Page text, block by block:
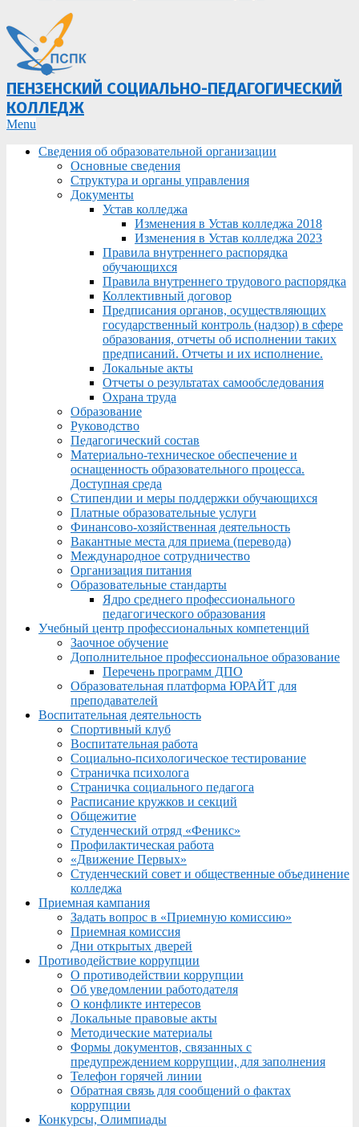
ПЕНЗЕНСКИЙ СОЦИАЛЬНО-ПЕДАГОГИЧЕСКИЙ
КОЛЛЕДЖ
Primary
Menu
Menu
Сведения об образовательной организации
Основные сведения
Структура и органы управления
Документы
Устав колледжа
Изменения в Устав колледжа 2018
Изменения в Устав колледжа 2023
Правила внутреннего распорядка
обучающихся
Правила внутреннего трудового распорядка
Коллективный договор
Предписания органов, осуществляющих
государственный контроль (надзор) в сфере
образования, отчеты об исполнении таких
предписаний. Отчеты и их исполнение.
Локальные акты
Отчеты о результатах самообследования
Охрана труда
Образование
Руководство
Педагогический состав
Материально-техническое обеспечение и
оснащенность образовательного процесса.
Доступная среда
Стипендии и меры поддержки обучающихся
Платные образовательные услуги
Финансово-хозяйственная деятельность
Вакантные места для приема (перевода)
Международное сотрудничество
Организация питания
Образовательные стандарты
Ядро среднего профессионального
педагогического образования
Учебный центр профессиональных компетенций
Заочное обучение
Дополнительное профессиональное образование
Перечень программ ДПО
Образовательная платформа ЮРАЙТ для
преподавателей
Воспитательная деятельность
Спортивный клуб
Воспитательная работа
Социально-психологическое тестирование
Страничка психолога
Страничка социального педагога
Расписание кружков и секций
Общежитие
Студенческий отряд «Феникс»
Профилактическая работа
«Движение Первых»
Студенческий совет и общественные объединение
колледжа
Приемная кампания
Задать вопрос в «Приемную комиссию»
Приемная комиссия
Дни открытых дверей
Противодействие коррупции
О противодействии коррупции
Об уведомлении работодателя
О конфликте интересов
Локальные правовые акты
Методические материалы
Формы документов, связанных с
предупреждением коррупции, для заполнения
Телефон горячей линии
Обратная связь для сообщений о фактах
коррупции
Конкурсы, Олимпиады